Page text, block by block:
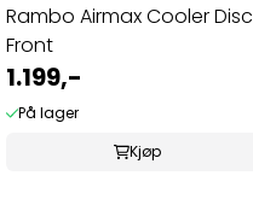
Rambo Airmax Cooler Disc
Front
1.199,-
På lager
Kjøp